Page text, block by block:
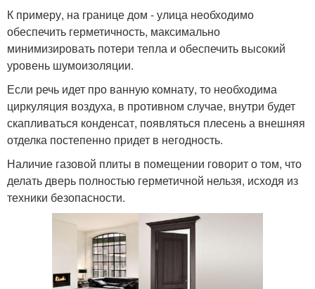
К примеру, на границе дом - улица необходимо
обеспечить герметичность, максимально
минимизировать потери тепла и обеспечить высокий
уровень шумоизоляции.
Если речь идет про ванную комнату, то необходима
циркуляция воздуха, в противном случае, внутри будет
скапливаться конденсат, появляться плесень а внешняя
отделка постепенно придет в негодность.
Наличие газовой плиты в помещении говорит о том, что
делать дверь полностью герметичной нельзя, исходя из
техники безопасности.